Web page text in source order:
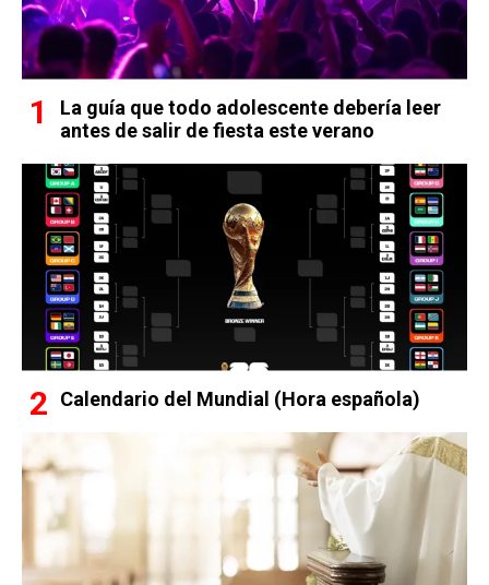
La guía que todo adolescente debería leer
antes de salir de fiesta este verano
Calendario del Mundial (Hora española)